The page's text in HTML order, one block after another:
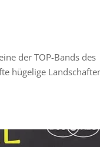
der TOP-Bands des
hügelige